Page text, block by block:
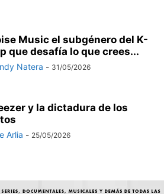
Music el subgénero del K-
que desafía lo que crees...
Natera - 31/05/2026
y la dictadura de los
Arlia - 25/05/2026